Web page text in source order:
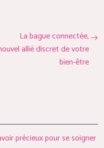
La bague connectée,
allié discret de votre
bien-être
précieux pour se soigner